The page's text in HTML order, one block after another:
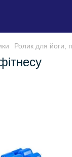
Ролик для йоги,